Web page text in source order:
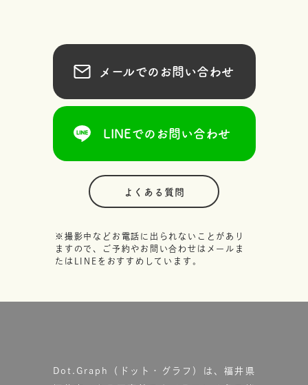
メールでのお問い合わせ
LINEでのお問い合わせ
よくある質問
※撮影中などお電話に出られないことがあり
ますので、ご予約やお問い合わせはメールま
たはLINEをおすすめしています。
Dot.Graph（ドット・グラフ）は、福井県